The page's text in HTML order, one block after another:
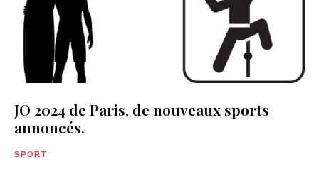
JO 2024 de Paris, de nouveaux sports
annoncés.
SPORT